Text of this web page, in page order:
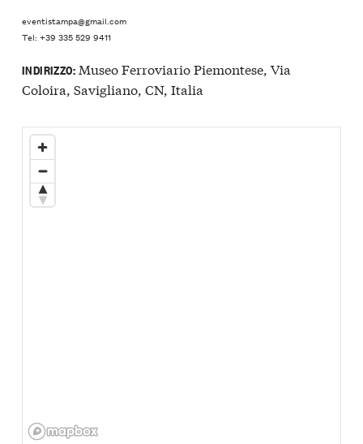
eventistampa@gmail.com
Tel: +39 335 529 9411
INDIRIZZO:Museo Ferroviario Piemontese, Via
Coloira, Savigliano, CN, Italia